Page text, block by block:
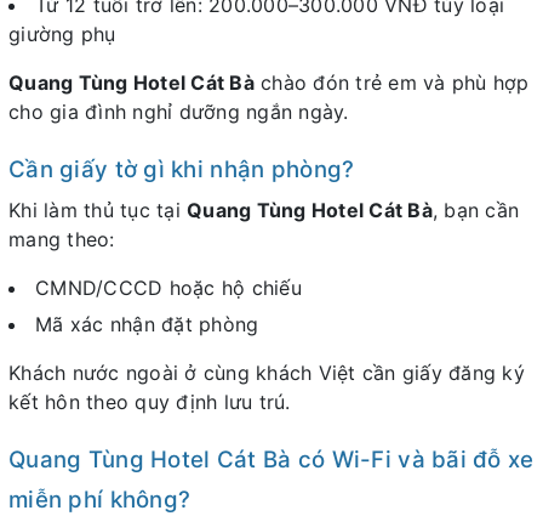
giường phụ
Quang Tùng Hotel Cát Bàchào đón trẻ em và phù hợp
cho gia đình nghỉ dưỡng ngắn ngày.
Cần giấy tờ gì khi nhận phòng?
Khi làm thủ tục tại Quang Tùng Hotel Cát Bà, bạn cần
mang theo:
CMND/CCCD hoặc hộ chiếu
Mã xác nhận đặt phòng
Khách nước ngoài ở cùng khách Việt cần giấy đăng ký
kết hôn theo quy định lưu trú.
Quang Tùng Hotel Cát Bà có Wi-Fi và bãi đỗ xe
miễn phí không?